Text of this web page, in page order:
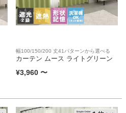
幅100/150/200 丈41パターンから選べる
カーテン ムース ライトグリーン
¥3,960 〜